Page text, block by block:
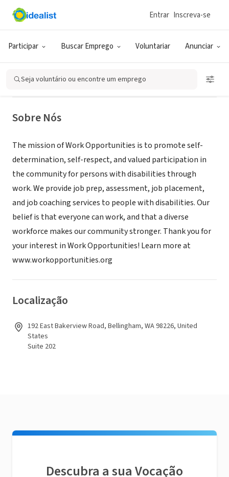
Participar Buscar Emprego Voluntariar Anunciar
Entrar Inscreva-se
Seja voluntário ou encontre um emprego
ONG (SETOR SOCIAL)
Work Opportunities of Whatcom
County
Bellingham, WA|www.workopportunities.org
Sobre Nós
The mission of Work Opportunities is to promote self-
determination, self-respect, and valued participation in
the community for persons with disabilities through
work. We provide job prep, assessment, job placement,
and job coaching services to people with disabilities. Our
belief is that everyone can work, and that a diverse
workforce makes our community stronger. Thank you for
your interest in Work Opportunities! Learn more at
www.workopportunities.org
Localização
192 East Bakerview Road, Bellingham, WA 98226, United
States
Suite 202
Descubra a sua Vocação